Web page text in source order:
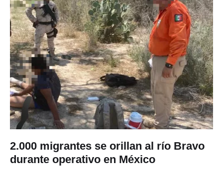
2.000 migrantes se orillan al río Bravo
durante operativo en México